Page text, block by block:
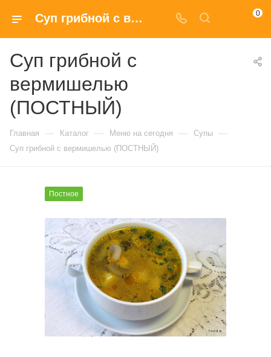
Суп грибной с вермишелью (ПОСТНЫЙ) в Москве по доступным ценам 0
Суп грибной с
вермишелью
(ПОСТНЫЙ)
Главная — Каталог — Меню на сегодня — Супы —
Суп грибной с вермишелью (ПОСТНЫЙ)
Постное